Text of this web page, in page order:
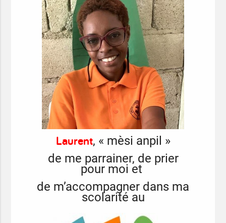
Laurent, « mèsi anpil »
de me parrainer, de prier
pour moi et
de m’accompagner dans ma
scolarité au